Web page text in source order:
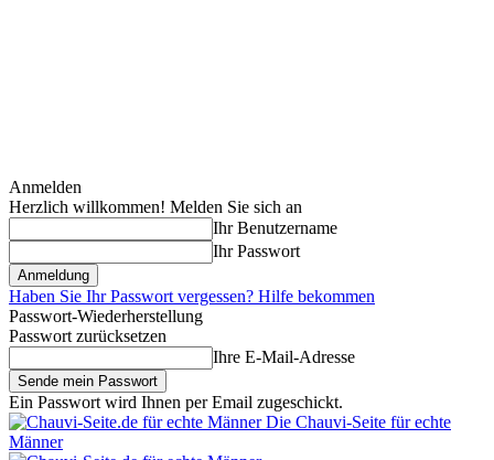
Anmelden
Herzlich willkommen! Melden Sie sich an
Ihr Benutzername
Ihr Passwort
Haben Sie Ihr Passwort vergessen? Hilfe bekommen
Passwort-Wiederherstellung
Passwort zurücksetzen
Ihre E-Mail-Adresse
Ein Passwort wird Ihnen per Email zugeschickt.
Die Chauvi-Seite für echte
Männer